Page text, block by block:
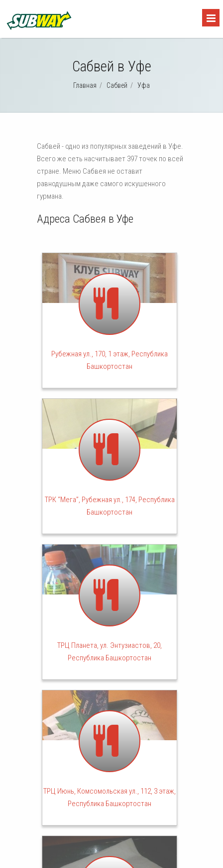
Сабвей в Уфе
Главная / Сабвей / Уфа
Сабвей - одно из популярных заведений в Уфе.
Всего же сеть насчитывает 397 точек по всей
стране. Меню Сабвея не оставит
равнодушным даже самого искушенного
гурмана.
Адреса Сабвея в Уфе
Рубежная ул., 170, 1 этаж, Республика
Башкортостан
ТРК “Мега”, Рубежная ул., 174, Республика
Башкортостан
ТРЦ Планета, ул. Энтузиастов, 20,
Республика Башкортостан
ТРЦ Июнь, Комсомольская ул., 112, 3 этаж,
Республика Башкортостан